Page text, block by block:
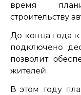
время
строительству
До конца года к
подключено
позволит
жителей.
В этом году